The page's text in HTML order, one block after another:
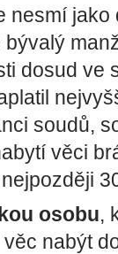
nesmí jako
bývalý
dosud ve
soudů,
věci
osobu,
věc nabýt